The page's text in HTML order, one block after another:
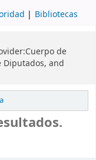
Bibliotecas
de
Diputados, and